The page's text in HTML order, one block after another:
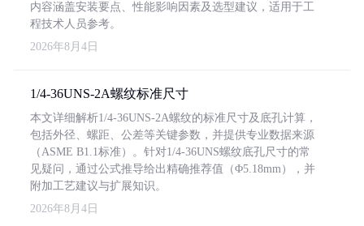
内容涵盖安装要点、性能影响因素及选型建议，适用于工
程技术人员参考。
2026年8月4日
1/4-36UNS-2A螺纹标准尺寸
本文详细解析1/4-36UNS-2A螺纹的标准尺寸及底孔计算，
包括外径、螺距、公差等关键参数，并提供专业数据来源
（ASME B1.1标准）。针对1/4-36UNS螺纹底孔尺寸的常
见疑问，通过公式推导给出精确推荐值（Φ5.18mm），并
附加工艺建议与扩展知识。
2026年8月4日